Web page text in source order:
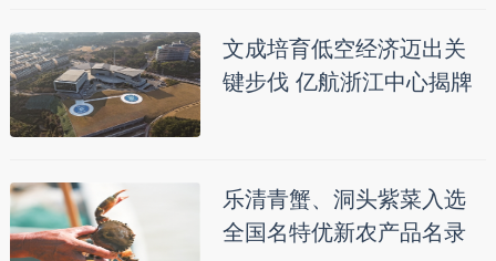
文成培育低空经济迈出关
键步伐 亿航浙江中心揭牌
乐清青蟹、洞头紫菜入选
全国名特优新农产品名录